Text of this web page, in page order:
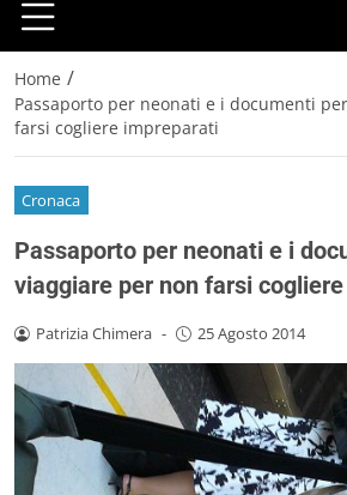
Home /
Passaporto per neonati e i documenti
farsi cogliere impreparati
Cronaca
Passaporto per neonati e i
viaggiare per non farsi
Patrizia Chimera - 25 Agosto 2014